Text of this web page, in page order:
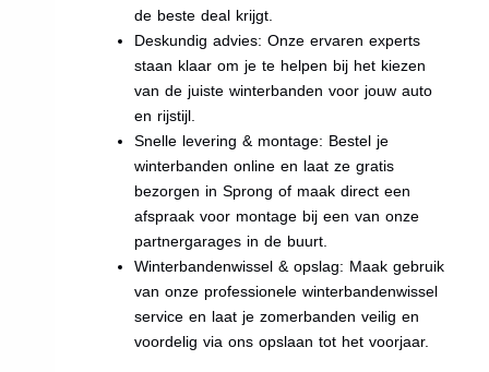
de beste deal krijgt.
Deskundig advies: Onze ervaren experts
staan klaar om je te helpen bij het kiezen
van de juiste winterbanden voor jouw auto
en rijstijl.
Snelle levering & montage: Bestel je
winterbanden online en laat ze gratis
bezorgen in Sprong of maak direct een
afspraak voor montage bij een van onze
partnergarages in de buurt.
Winterbandenwissel & opslag: Maak gebruik
van onze professionele winterbandenwissel
service en laat je zomerbanden veilig en
voordelig via ons opslaan tot het voorjaar.